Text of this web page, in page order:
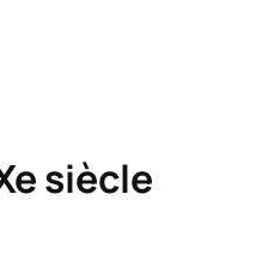
siècle